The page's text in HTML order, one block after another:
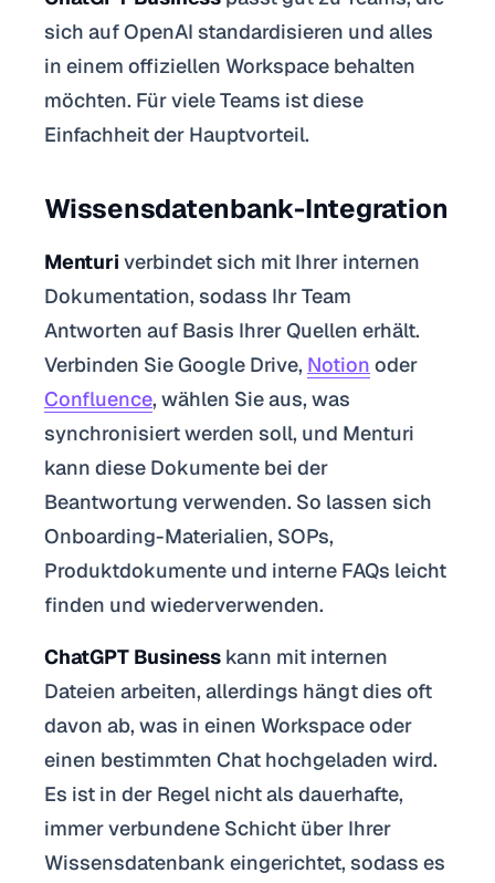
sich auf OpenAI standardisieren und alles
in einem offiziellen Workspace behalten
möchten. Für viele Teams ist diese
Einfachheit der Hauptvorteil.
Wissensdatenbank-Integration
Menturi verbindet sich mit Ihrer internen
Dokumentation, sodass Ihr Team
Antworten auf Basis Ihrer Quellen erhält.
Verbinden Sie Google Drive, Notion oder
Confluence, wählen Sie aus, was
synchronisiert werden soll, und Menturi
kann diese Dokumente bei der
Beantwortung verwenden. So lassen sich
Onboarding-Materialien, SOPs,
Produktdokumente und interne FAQs leicht
finden und wiederverwenden.
ChatGPT Business kann mit internen
Dateien arbeiten, allerdings hängt dies oft
davon ab, was in einen Workspace oder
einen bestimmten Chat hochgeladen wird.
Es ist in der Regel nicht als dauerhafte,
immer verbundene Schicht über Ihrer
Wissensdatenbank eingerichtet, sodass es